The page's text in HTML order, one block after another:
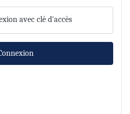
avec clé d'accès